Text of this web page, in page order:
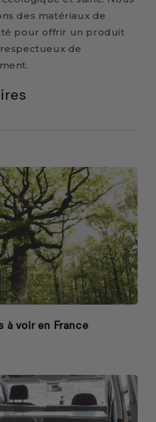
des matériaux de
pour offrir un produit
de
à voir en France